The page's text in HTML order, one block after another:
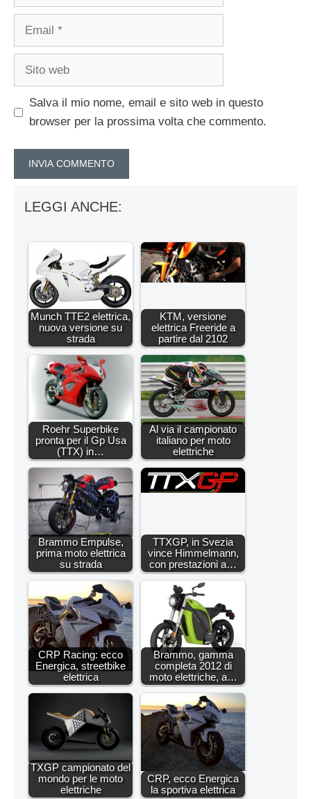
Email
Sito
Salva il mio nome, email e sito web in questo
browser per la prossima volta che commento.
LEGGI ANCHE:
Munch TTE2 elettrica,
nuova versione su
strada
KTM, versione
elettrica Freeride a
partire dal 2102
Roehr Superbike
pronta per il Gp Usa
(TTX) in…
Al via il campionato
italiano per moto
elettriche
Brammo Empulse,
prima moto elettrica
su strada
TTXGP, in Svezia
vince Himmelmann,
con prestazioni a…
CRP Racing: ecco
Energica, streetbike
elettrica
Brammo, gamma
completa 2012 di
moto elettriche, a…
TXGP campionato del
mondo per le moto
elettriche
CRP, ecco Energica
la sportiva elettrica